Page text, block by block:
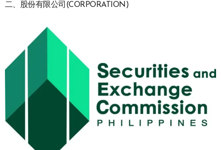
二、股份有限公司(CORPORATION)